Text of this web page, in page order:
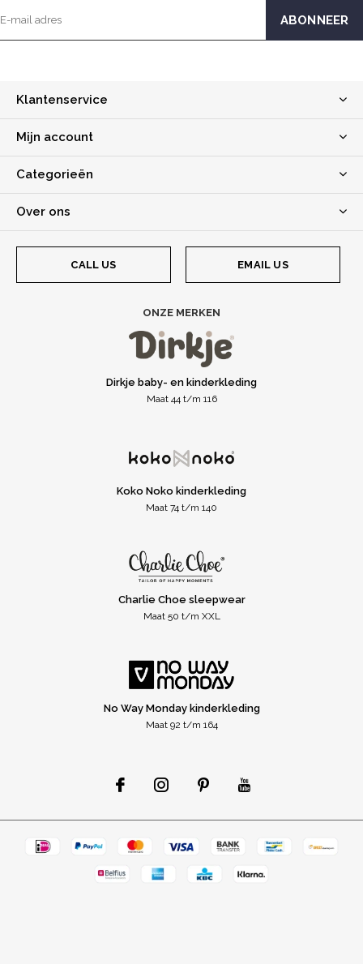
Klantenservice
Mijn account
Categorieën
Over ons
CALL US EMAIL US
ONZE MERKEN
Dirkje baby- en kinderkleding
Maat 44 t/m 116
Koko Noko kinderkleding
Maat 74 t/m 140
Charlie Choe sleepwear
Maat 50 t/m XXL
No Way Monday kinderkleding
Maat 92 t/m 164